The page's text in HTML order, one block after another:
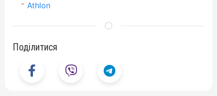
Athlon
Поділитися